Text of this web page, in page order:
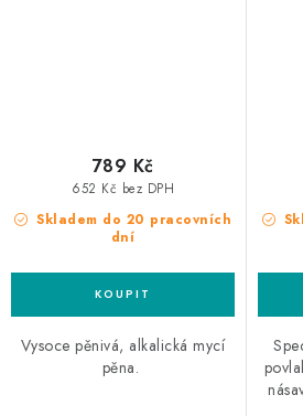
Skladem do 20 pracovních
dní
652 Kč bez DPH
789 Kč
Vysoce pěnivá, alkalická mycí
pěna.